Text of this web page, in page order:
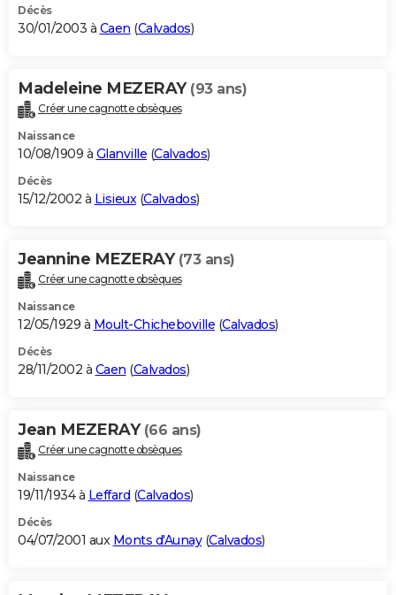
Décès
30/01/2003 à Caen (Calvados)
Madeleine MEZERAY (93 ans)
Créer une cagnotte obsèques
Naissance
10/08/1909 à Glanville (Calvados)
Décès
15/12/2002 à Lisieux(Calvados)
Jeannine MEZERAY (73 ans)
Créer une cagnotte obsèques
Naissance
12/05/1929 à Moult-Chicheboville (Calvados)
Décès
28/11/2002 à Caen (Calvados)
Jean MEZERAY (66 ans)
Créer une cagnotte obsèques
Naissance
19/11/1934 à Leffard (Calvados)
Décès
04/07/2001 aux Monts d'Aunay(Calvados)